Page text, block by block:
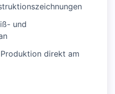
und
direkt am